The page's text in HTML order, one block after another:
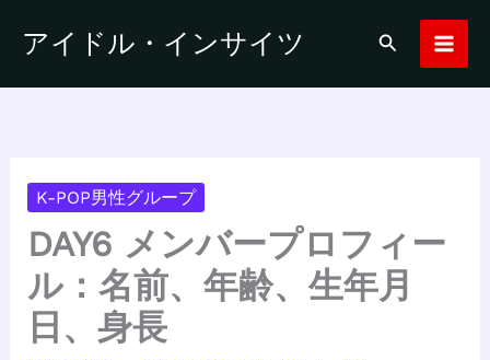
アイドル・インサイツ
検
K-POP男性グループ
DAY6 メンバープロフィー
ル：名前、年齢、生年月
日、身長